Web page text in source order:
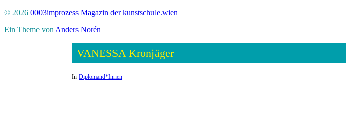
© 2026 0003improzess Magazin der kunstschule.wien
Ein Theme von Anders Norén
VANESSA Kronjäger
In Diplomand*Innen